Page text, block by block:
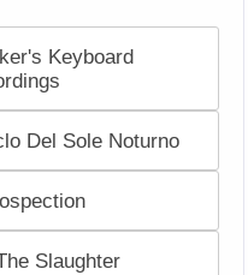
Keyboard
Del Sole Noturno
Slaughter